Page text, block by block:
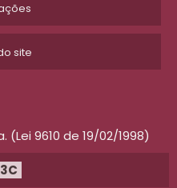
site
9610 de 19/02/1998)